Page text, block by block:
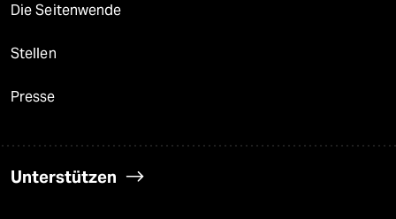
Die Seitenwende
Stellen
Presse
Unterstützen